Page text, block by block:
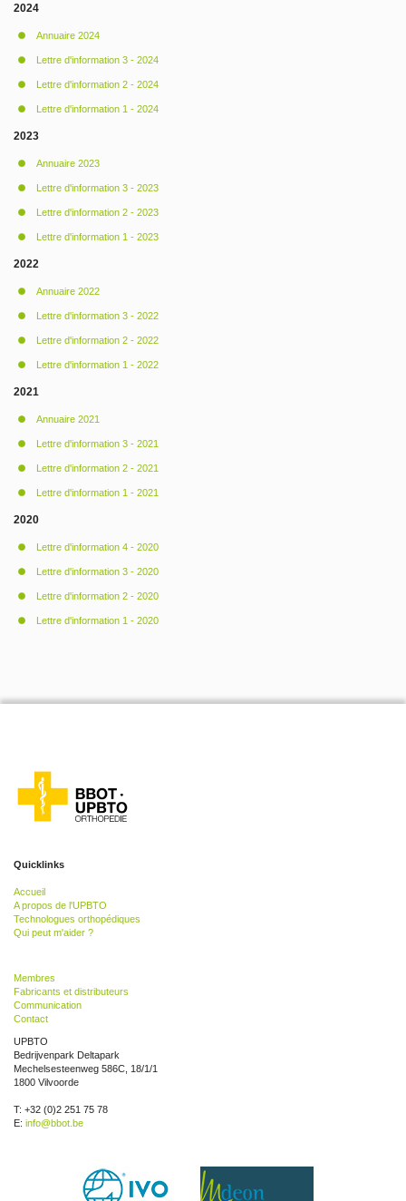
2024
Annuaire 2024
Lettre d'information 3 - 2024
Lettre d'information 2 - 2024
Lettre d'information 1 - 2024
2023
Annuaire 2023
Lettre d'information 3 - 2023
Lettre d'information 2 - 2023
Lettre d'information 1 - 2023
2022
Annuaire 2022
Lettre d'information 3 - 2022
Lettre d'information 2 - 2022
Lettre d'information 1 - 2022
2021
Annuaire 2021
Lettre d'information 3 - 2021
Lettre d'information 2 - 2021
Lettre d'information 1 - 2021
2020
Lettre d'information 4 - 2020
Lettre d'information 3 - 2020
Lettre d'information 2 - 2020
Lettre d'information 1 - 2020
Quicklinks
Accueil
A propos de l'UPBTO
Technologues orthopédiques
Qui peut m'aider ?
Membres
Fabricants et distributeurs
Communication
Contact
UPBTO
Bedrijvenpark Deltapark
Mechelsesteenweg 586C, 18/1/1
1800 Vilvoorde
T: +32 (0)2 251 75 78
E: info@bbot.be